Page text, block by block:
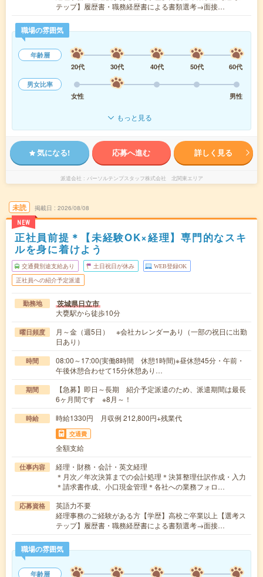
テップ】履歴書・職務経歴書による書類選考→面接…
職場の雰囲気
年齢層
20代
30代 40代 50代
60代
男女比率
女性
男性
もっと見る
気になる! 応募へ進む 詳しく見る
派遣会社 パーソルテンプスタッフ株式会社 北関東エリア
未読
NEW
掲載日 2026/08/08
正社員前提＊【未経験OK×経理】専門的なスキ
ルを身に着けよう
交通費別途支給あり 土日祝日が休み WEB登録OK
正社員への紹介予定派遣
勤務地 茨城県日立市
大甕駅から徒歩10分
曜日頻度
月～金（週5日） ※会社カレンダーあり（一部の祝日に出勤
日あり）
時間
08:00～17:00(実働8時間 休憩1時間)※昼休憩45分・午前・
午後休憩合わせて15分休憩あり…
期間
【急募】即日～長期 紹介予定派遣のため、派遣期間は最長
6ヶ月間です ※8月～！
時給 時給1330円 月収例 212,800円+残業代
交通費
全額支給
仕事内容
経理・財務・会計・英文経理
＊月次／年次決算までの会計処理＊決算整理仕訳作成・入力
＊請求書作成、小口現金管理＊各社への業務フォロ…
応募資格
英語力不要
経理事務のご経験がある方【学歴】高校ご卒業以上【選考ス
テップ】履歴書・職務経歴書による書類選考→面接…
職場の雰囲気
年齢層